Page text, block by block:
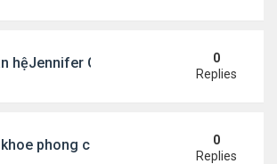
hệJennifer Garner và mẹ chồng cũ
0
Replies
phong cách ở New York
0
Replies